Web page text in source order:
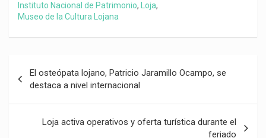
Instituto Nacional de Patrimonio, Loja,
Museo de la Cultura Lojana
de
entradas
El osteópata lojano, Patricio Jaramillo Ocampo, se
destaca a nivel internacional
Loja activa operativos y oferta turística durante el
feriado